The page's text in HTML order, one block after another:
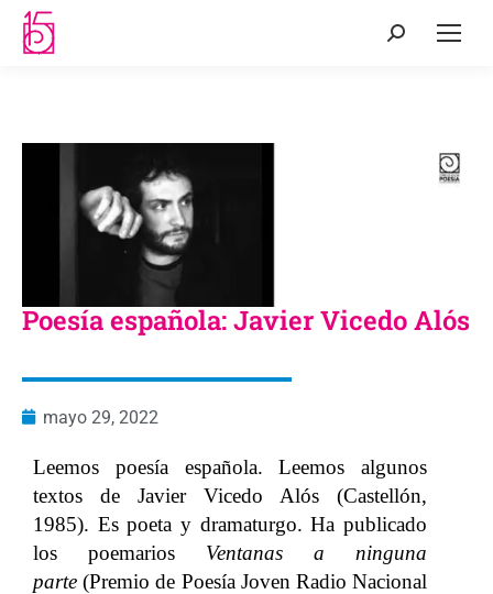
Poesía española: Javier Vicedo Alós
mayo 29, 2022
Leemos poesía española. Leemos algunos
textos de Javier Vicedo Alós (Castellón,
1985). Es poeta y dramaturgo. Ha publicado
los poemarios Ventanas a ninguna
parte (Premio de Poesía Joven Radio Nacional